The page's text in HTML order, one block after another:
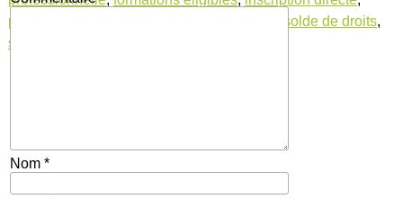
parcours de formation
solde de droits,
suivi personnalisé
Nom *